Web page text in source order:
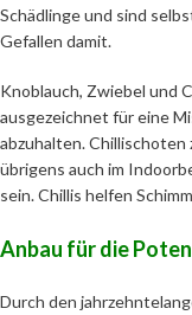
Schädlinge und sind
Gefallen damit.
Knoblauch, Zwiebel und
ausgezeichnet für eine
abzuhalten. Chillischoten
übrigens auch im
sein. Chillis helfen
Anbau für die
Durch den